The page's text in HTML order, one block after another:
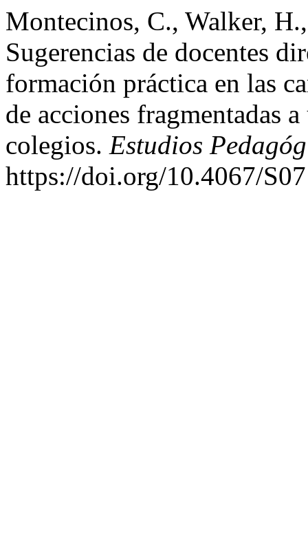
Montecinos, C., Walker,
Sugerencias de docentes
formación práctica en las
de acciones fragmentadas
colegios. Estudios
https://doi.org/10.4067/